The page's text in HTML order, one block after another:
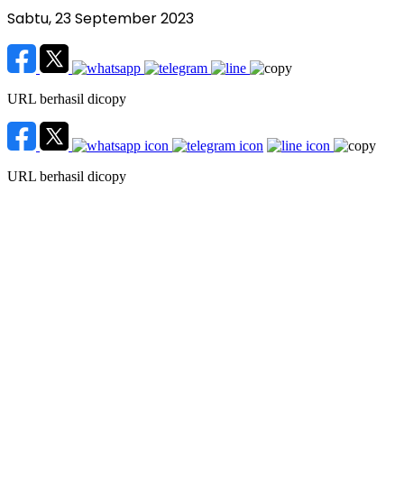
Sabtu, 23 September 2023
URL berhasil dicopy
URL berhasil dicopy